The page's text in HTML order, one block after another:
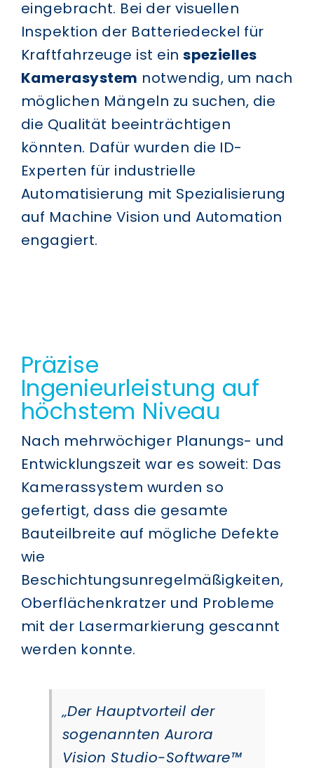
eingebracht. Bei der visuellen
Inspektion der Batteriedeckel für
Kraftfahrzeuge ist einspezielles
Kamerasystem notwendig, um nach
möglichen Mängeln zu suchen, die
die Qualität beeinträchtigen
könnten. Dafür wurden die ID-
Experten für industrielle
Automatisierung mit Spezialisierung
auf Machine Vision und Automation
engagiert.
Präzise
Ingenieurleistung auf
höchstem Niveau
Nach mehrwöchiger Planungs- und
Entwicklungszeit war es soweit: Das
Kamerassystem wurden so
gefertigt, dass die gesamte
Bauteilbreite auf mögliche Defekte
wie
Beschichtungsunregelmäßigkeiten,
Oberflächenkratzer und Probleme
mit der Lasermarkierung gescannt
werden konnte.
„Der Hauptvorteil der
sogenannten Aurora
Vision Studio-Software™